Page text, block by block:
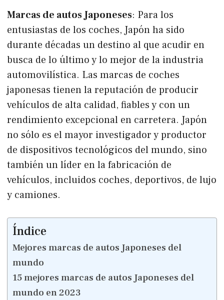
Marcas de autos Japoneses: Para los
entusiastas de los coches, Japón ha sido
durante décadas un destino al que acudir en
busca de lo último y lo mejor de la industria
automovilística. Las marcas de coches
japonesas tienen la reputación de producir
vehículos de alta calidad, fiables y con un
rendimiento excepcional en carretera. Japón
no sólo es el mayor investigador y productor
de dispositivos tecnológicos del mundo, sino
también un líder en la fabricación de
vehículos, incluidos coches, deportivos, de lujo
y camiones.
Índice
Mejores marcas de autos Japoneses del
mundo
15 mejores marcas de autos Japoneses del
mundo en 2023